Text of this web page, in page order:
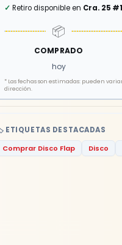
ETIQUETAS DESTACADAS
Comprar Disco Flap
Disco
✓ Retiro disponible en Cra. 25
📦
COMPRADO
hoy
* Las fechas son estimadas: pueden
dirección.